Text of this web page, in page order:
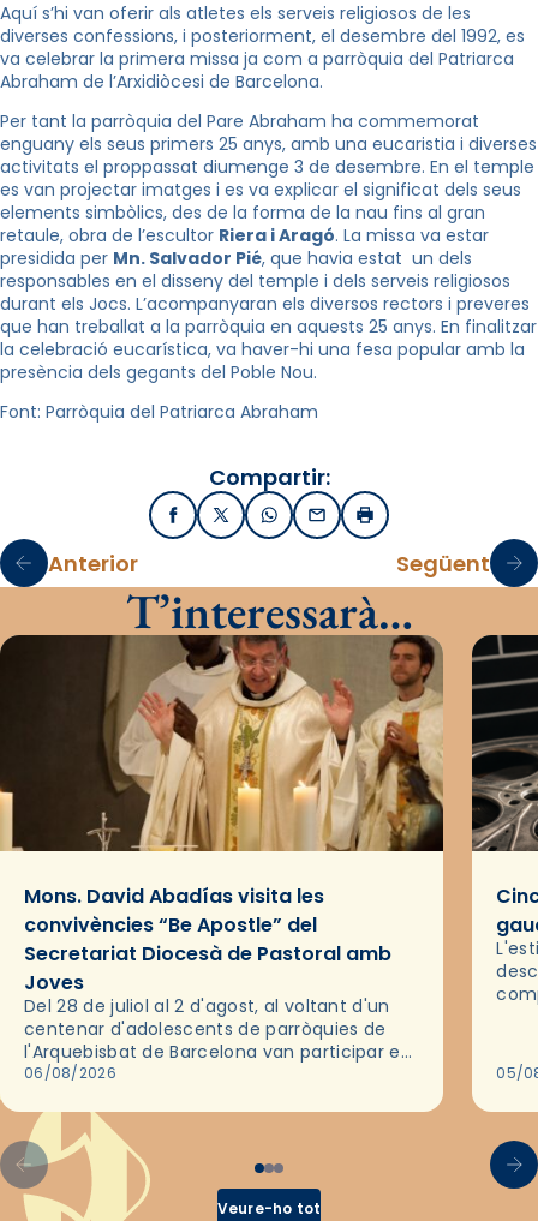
Aquí s’hi van oferir als atletes els serveis religiosos de les
diverses confessions, i posteriorment, el desembre del 1992, es
va celebrar la primera missa ja com a parròquia del Patriarca
Abraham de l’Arxidiòcesi de Barcelona.
Per tant la parròquia del Pare Abraham ha commemorat
enguany els seus primers 25 anys, amb una eucaristia i diverses
activitats el proppassat diumenge 3 de desembre. En el temple
es van projectar imatges i es va explicar el significat dels seus
elements simbòlics, des de la forma de la nau fins al gran
retaule, obra de l’escultor Riera i Aragó. La missa va estar
presidida per Mn. Salvador Pié, que havia estat un dels
responsables en el disseny del temple i dels serveis religiosos
durant els Jocs. L’acompanyaran els diversos rectors i preveres
que han treballat a la parròquia en aquests 25 anys. En finalitzar
la celebració eucarística, va haver-hi una fesa popular amb la
presència dels gegants del Poble Nou.
Font: Parròquia del Patriarca Abraham
Compartir:
FacebookX / TwitterWhatsApp
EmailImprimir
Anterior Següent
T’interessarà…
Mons. David Abadías visita les
convivències “Be Apostle” del
Secretariat Diocesà de Pastoral amb
Joves
Del 28 de juliol al 2 d'agost, al voltant d'un
centenar d'adolescents de parròquies de
l'Arquebisbat de Barcelona van participar en
les convivències Be Apostle, organitzades
06/08/2026 05/
Veure-ho tot